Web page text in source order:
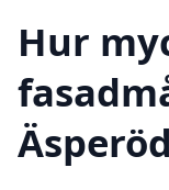
Hur